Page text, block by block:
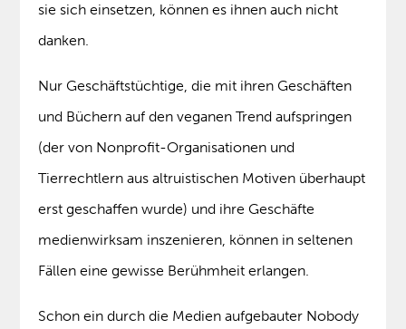
sie sich einsetzen, können es ihnen auch nicht
danken.
Nur Geschäftstüchtige, die mit ihren Geschäften
und Büchern auf den veganen Trend aufspringen
(der von Nonprofit-Organisationen und
Tierrechtlern aus altruistischen Motiven überhaupt
erst geschaffen wurde) und ihre Geschäfte
medienwirksam inszenieren, können in seltenen
Fällen eine gewisse Berühmheit erlangen.
Schon ein durch die Medien aufgebauter Nobody